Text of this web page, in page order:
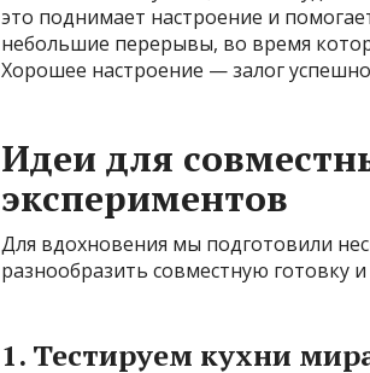
это поднимает настроение и
небольшие перерывы, во время
Хорошее настроение — залог
Идеи для
экспериментов
Для вдохновения мы подготовили
разнообразить совместную готовку
1. Тестируем кухни